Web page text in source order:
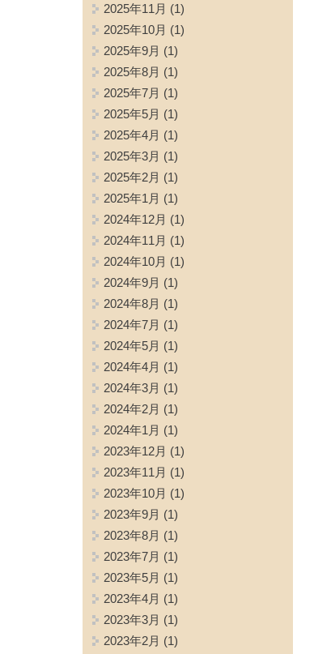
2025年11月 (1)
2025年10月 (1)
2025年9月 (1)
2025年8月 (1)
2025年7月 (1)
2025年5月 (1)
2025年4月 (1)
2025年3月 (1)
2025年2月 (1)
2025年1月 (1)
2024年12月 (1)
2024年11月 (1)
2024年10月 (1)
2024年9月 (1)
2024年8月 (1)
2024年7月 (1)
2024年5月 (1)
2024年4月 (1)
2024年3月 (1)
2024年2月 (1)
2024年1月 (1)
2023年12月 (1)
2023年11月 (1)
2023年10月 (1)
2023年9月 (1)
2023年8月 (1)
2023年7月 (1)
2023年5月 (1)
2023年4月 (1)
2023年3月 (1)
2023年2月 (1)